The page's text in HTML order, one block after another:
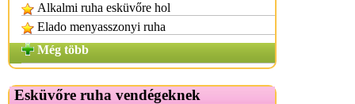
Alkalmi ruha esküvőre hol
Elado menyasszonyi ruha
Még több
Esküvőre ruha vendégeknek